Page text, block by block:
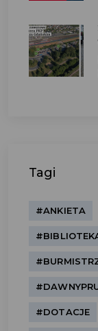
Tagi
#ANKIETA
#DOTACJE